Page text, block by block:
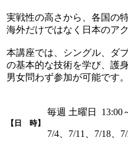
実戦性の高さから、各国の
海外だけではなく日本のア
本講座では、シングル、ダ
の基本的な技術を学び、護
男女問わず参加が可能です。
【日 時】
毎週 土曜日 13:00
7/4、7/11、7/18、